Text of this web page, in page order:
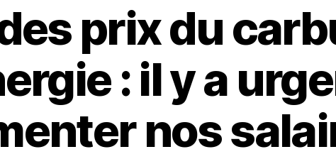
prix du
: il y a
nos